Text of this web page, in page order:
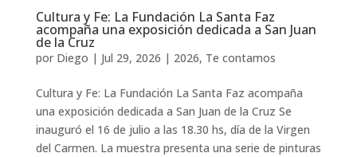
Cultura y Fe: La Fundación La Santa Faz
acompaña una exposición dedicada a San Juan
de la Cruz
por Diego | Jul 29, 2026 | 2026, Te contamos
Cultura y Fe: La Fundación La Santa Faz acompaña
una exposición dedicada a San Juan de la Cruz Se
inauguró el 16 de julio a las 18.30 hs, día de la Virgen
del Carmen. La muestra presenta una serie de pinturas